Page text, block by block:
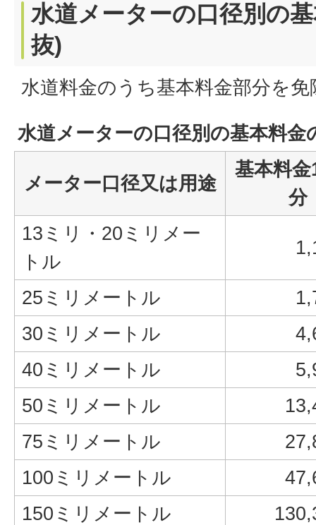
水道メーターの口径別の
抜)
水道料金のうち基本料金部分を
水道メーターの口径別の基本料金
メーター口径又は用途
基本料
分
13ミリ・20ミリメー
トル
25ミリメートル
30ミリメートル
40ミリメートル
50ミリメートル
75ミリメートル
100ミリメートル
150ミリメートル